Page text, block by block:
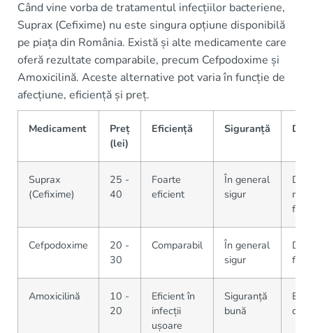
Când vine vorba de tratamentul infecțiilor bacteriene,
Suprax (Cefixime) nu este singura opțiune disponibilă
pe piața din România. Există și alte medicamente care
oferă rezultate comparabile, precum Cefpodoxime și
Amoxicilină. Aceste alternative pot varia în funcție de
afecțiune, eficiență și preț.
Medicament
Preț
(lei)
Eficiență Siguranță
Suprax
(Cefixime)
25 -
40
Foarte
eficient
În general
sigur
Cefpodoxime
20 -
30
Comparabil
În general
sigur
Amoxicilină
10 -
20
Eficient în
infecții
ușoare
Siguranță
bună